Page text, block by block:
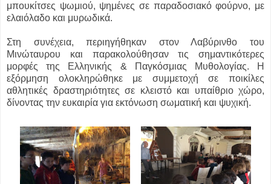
μπουκίτσες ψωμιού, ψημένες σε παραδοσιακό φούρνο, με
ελαιόλαδο και μυρωδικά.
Στη συνέχεια, περιηγήθηκαν στον Λαβύρινθο του
Μινώταυρου και παρακολούθησαν τις σημαντικότερες
μορφές της Ελληνικής & Παγκόσμιας Μυθολογίας. Η
εξόρμηση ολοκληρώθηκε με συμμετοχή σε ποικίλες
αθλητικές δραστηριότητες σε κλειστό και υπαίθριο χώρο,
δίνοντας την ευκαιρία για εκτόνωση σωματική και ψυχική.